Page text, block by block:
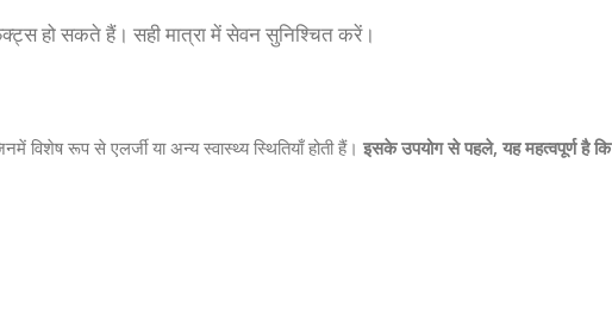
हो सकते हैं। सही मात्रा में सेवन सुनिश्चित करें।
विशेष रूप से एलर्जी या अन्य स्वास्थ्य स्थितियाँ होती हैं। इसके उपयोग से पहले, यह महत्वपूर्ण है कि